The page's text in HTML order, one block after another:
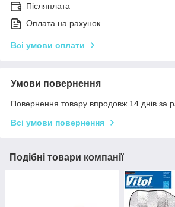
Післяплата
Оплата на рахунок
Всі умови оплати
Умови повернення
Повернення товару впродовж 14 днів за
Всі умови повернення
Подібні товари компанії